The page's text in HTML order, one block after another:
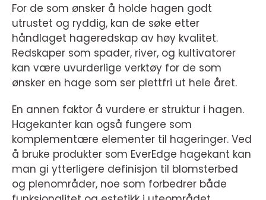
For de som ønsker å holde hagen godt
utrustet og ryddig, kan de søke etter
håndlaget hageredskap av høy kvalitet.
Redskaper som spader, river, og kultivatorer
kan være uvurderlige verktøy for de som
ønsker en hage som ser plettfri ut hele året.
En annen faktor å vurdere er struktur i hagen.
Hagekanter kan også fungere som
komplementære elementer til hageringer. Ved
å bruke produkter som EverEdge hagekant kan
man gi ytterligere definisjon til blomsterbed
og plenområder, noe som forbedrer både